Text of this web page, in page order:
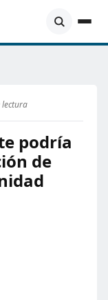
lectura
podría
de